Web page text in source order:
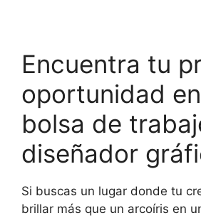
Encuentra tu
oportunidad
bolsa de
diseñador
Si buscas un lugar donde tu
brillar más que un arcoíris en